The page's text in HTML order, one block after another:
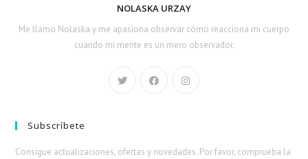
NOLASKA URZAY
Me llamo Nolaska y me apasiona observar cómo reacciona mi cuerpo
cuando mi mente es un mero observador.
Subscríbete
Consigue actualizaciones, ofertas y novedades. Por favor, comprueba la